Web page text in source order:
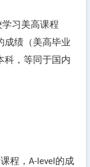
习美高课程
成绩（美高毕业
科，等同于国内
程， A-level 的成